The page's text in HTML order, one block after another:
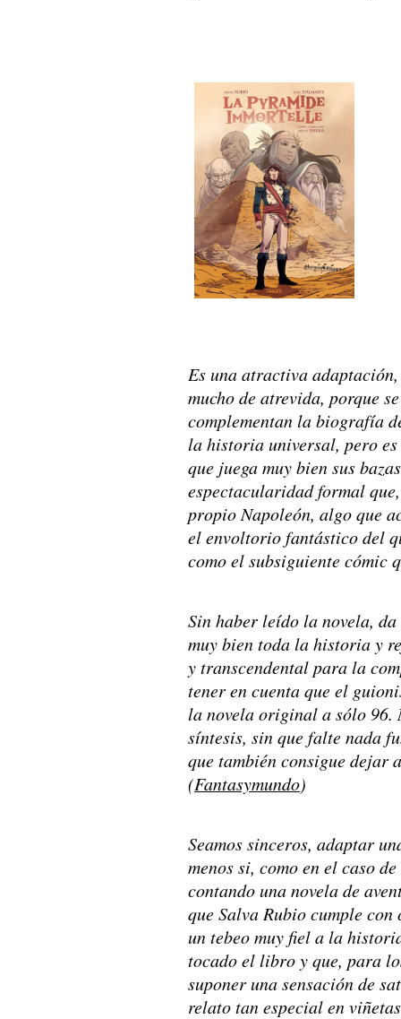
Es una atractiva
mucho de atrevida, porque
complementan la biografía
la historia universal, pero
que juega muy bien sus
espectacularidad formal
propio Napoleón, algo que
el envoltorio fantástico del
como el subsiguiente cómic
Sin haber leído la novela,
muy bien toda la historia y
y transcendental para la
tener en cuenta que el
la novela original a sólo 96.
síntesis, sin que falte nada
que también consigue dejar
(Fantasymundo)
Seamos sinceros, adaptar
menos si, como en el caso
contando una novela de
que Salva Rubio cumple
un tebeo muy fiel a la
tocado el libro y que, para
suponer una sensación de
relato tan especial en